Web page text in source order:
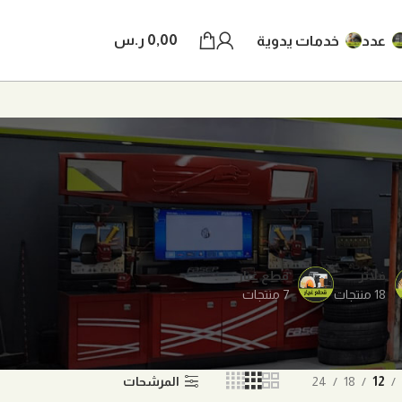
عدد خدمات يدوية 0,00 ر.س
فلاتر
18 منتجات
قطع غيار
7 منتجات
12
18
24 المرشحات